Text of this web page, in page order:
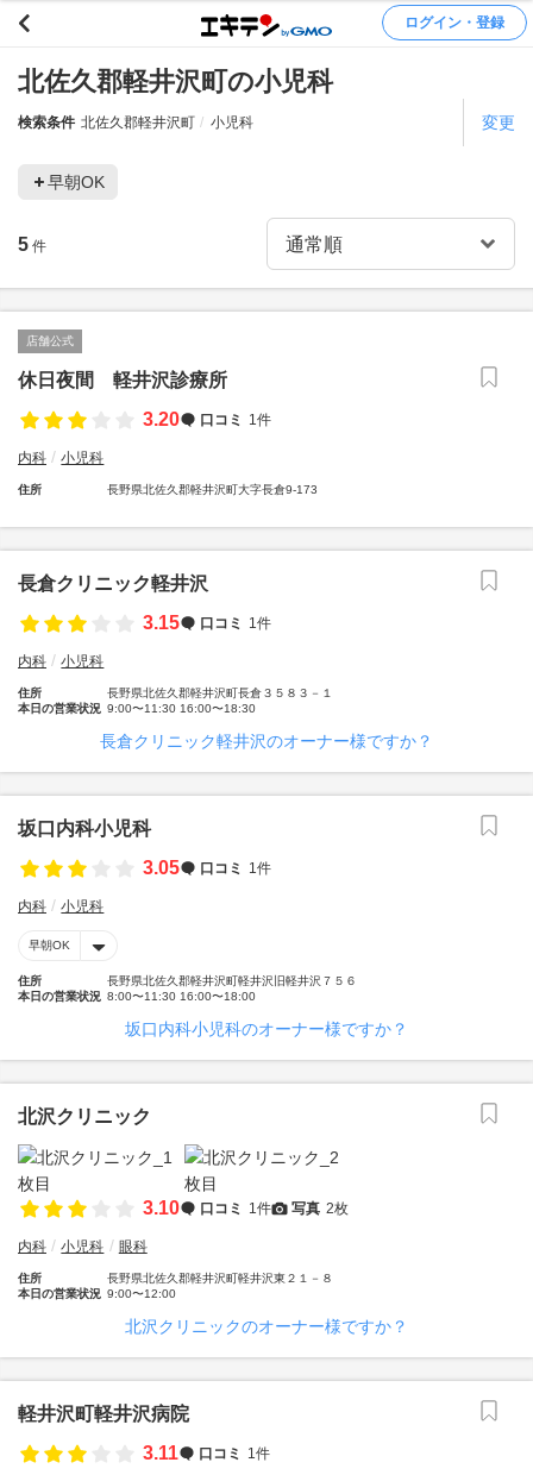
ログイン・登録
北佐久郡軽井沢町の小児科
検索条件 北佐久郡軽井沢町 小児科 変更
早朝OK
5 件
店舗公式
休日夜間 軽井沢診療所
3.20
口コミ 1件
内科 小児科
住所 長野県北佐久郡軽井沢町大字長倉9-173
長倉クリニック軽井沢
3.15
口コミ 1件
内科 小児科
住所
長野県北佐久郡軽井沢町長倉３５８３－１
本日の営業状況 9:00〜11:30 16:00〜18:30
長倉クリニック軽井沢のオーナー様ですか？
坂口内科小児科
3.05
口コミ 1件
内科 小児科
早朝OK
住所
長野県北佐久郡軽井沢町軽井沢旧軽井沢７５６
本日の営業状況 8:00〜11:30 16:00〜18:00
坂口内科小児科のオーナー様ですか？
北沢クリニック
3.10 口コミ 1件 写真 2枚
内科 小児科 眼科
住所
長野県北佐久郡軽井沢町軽井沢東２１－８
本日の営業状況 9:00〜12:00
北沢クリニックのオーナー様ですか？
軽井沢町軽井沢病院
3.11
口コミ 1件